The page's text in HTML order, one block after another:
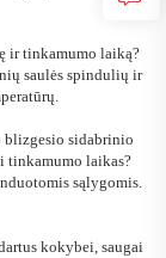
ir tinkamumo laiką?
saulės spindulių ir
blizgesio sidabrinio
tinkamumo laikas?
sąlygomis.
kokybei, saugai